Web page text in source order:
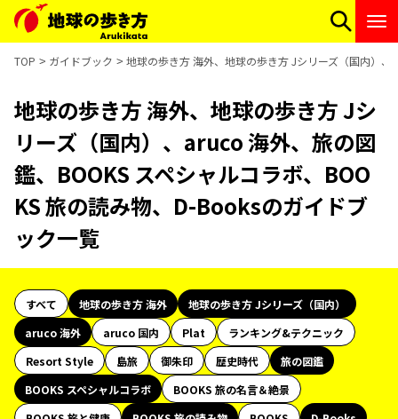
TOP ガイドブック 地球の歩き方 海外、地球の歩き方 Jシリーズ（国内）
地球の歩き方 海外、地球の歩き方 Jシ
リーズ（国内）、aruco 海外、旅の図
鑑、BOOKS スペシャルコラボ、BOO
KS 旅の読み物、D-Booksのガイドブ
ック一覧
すべて 地球の歩き方 海外
地球の歩き方 Jシリーズ（国内）
aruco 海外
aruco 国内 Plat
ランキング&テクニック
Resort Style
島旅 御朱印 歴史時代
旅の図鑑
BOOKS スペシャルコラボ
BOOKS 旅の名言＆絶景